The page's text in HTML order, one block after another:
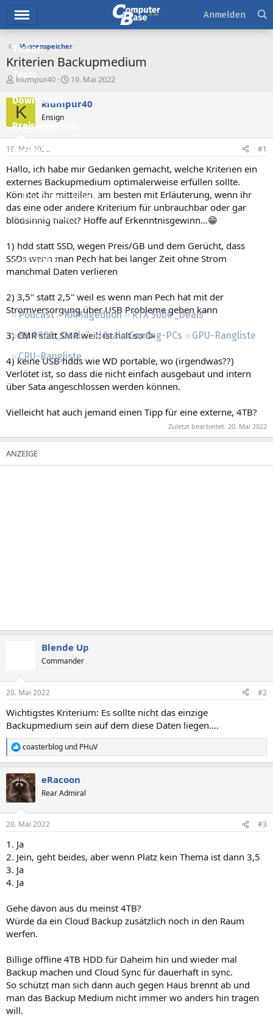
Ticker
Tests
Downloads
Preisvergleich
Forum
Aktuelles
Empfohlene Inhalte
Neue Beiträge
Leserartikel
Podcast RAMageddon
RTX 5000 „Deals“
RX 9000 „Deals“
Ideale Gaming-PCs
GPU-Rangliste
CPU-Rangliste
Anmelden
Massenspeicher
Kriterien Backupmedium
E
s
e
e
r
klumpur40
E
s
t
a
19. Mai 2022
K klumpur40
Ensign
19. Mai 2022 #1
Hallo, ich habe mir Gedanken gemacht, welche Kriterien ein
externes Backupmedium optimalerweise erfüllen sollte.
Könntet ihr mitteilen, am besten mit Erläuterung, wenn ihr
das eine oder andere Kriterium für unbrauchbar oder gar
blödsinnig haltet? Hoffe auf Erkenntnisgewinn...😁
1) hdd statt SSD, wegen Preis/GB und dem Gerücht, dass
SSDs wenn man Pech hat bei langer Zeit ohne Strom
manchmal Daten verlieren
2) 3,5" statt 2,5" weil es wenn man Pech hat mit der
Stromversorgung über USB Probleme geben kann
3) CMR statt SMR weil: ist halt so 🥳
4) keine USB hdds wie WD portable, wo (irgendwas??)
Verlötet ist, so dass die nicht einfach ausgebaut und intern
über Sata angeschlossen werden können.
Vielleicht hat auch jemand einen Tipp für eine externe, 4TB?
Zuletzt bearbeitet: 20. Mai 2022
Blende Up
Commander
20. Mai 2022 #2
Wichtigstes Kriterium: Es sollte nicht das einzige
Backupmedium sein auf dem diese Daten liegen....
R
e
k
t
i
e
coasterblog und PHuV
eRacoon
Rear Admiral
20. Mai 2022 #3
1. Ja
2. Jein, geht beides, aber wenn Platz kein Thema ist dann 3,5
3. Ja
4. Ja
Gehe davon aus du meinst 4TB?
Würde da ein Cloud Backup zusätzlich noch in den Raum
werfen.
Billige offline 4TB HDD für Daheim hin und wieder mal
Backup machen und Cloud Sync für dauerhaft in sync.
So schützt man sich dann auch gegen Haus brennt ab und
man das Backup Medium nicht immer wo anders hin tragen
will.